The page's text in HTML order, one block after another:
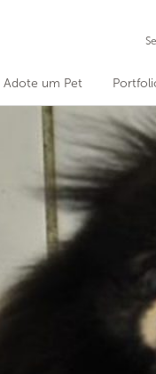
Adote um Pet